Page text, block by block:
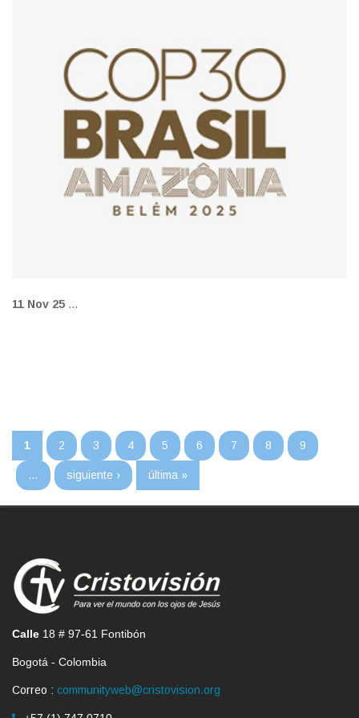
11 Nov 25 ...
1 2 3 4 5 6 7 8 9
… siguiente › última »
Calle 18 # 97-61 Fontibón
Bogotá - Colombia
Correo : communityweb@cristovision.org